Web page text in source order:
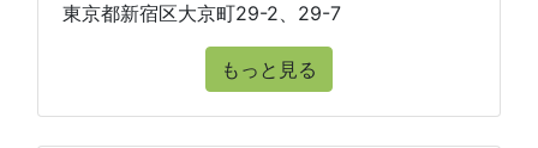
東京都新宿区大京町29-2、29-7
もっと見る